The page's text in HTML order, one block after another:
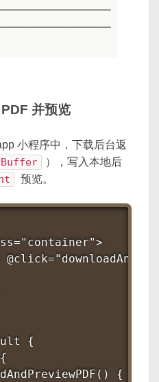
并预览
小程序中，下载后台返
），写入本地后
预览。
{
{